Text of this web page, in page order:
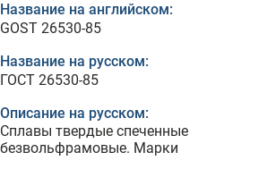
Название на английском:
GOST 26530-85
Название на русском:
ГОСТ 26530-85
Описание на русском:
Сплавы твердые спеченные
безвольфрамовые. Марки